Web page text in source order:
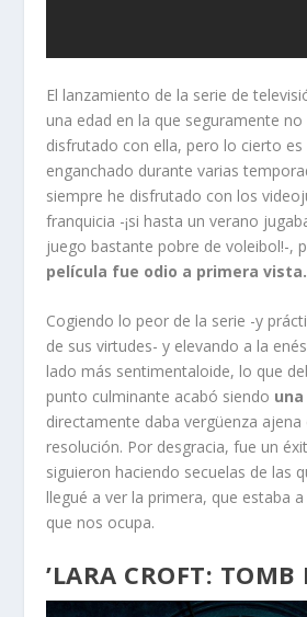
El lanzamiento de la serie de
una edad en la que seguramente
disfrutado con ella, pero lo cierto es
enganchado durante varias
siempre he disfrutado con los
franquicia -¡si hasta un verano
juego bastante pobre de voleibol!-,
película fue odio a primera vista.
Cogiendo lo peor de la serie -y
de sus virtudes- y elevando a la
lado más sentimentaloide, lo que
punto culminante acabó siendo
directamente daba vergüenza ajena
resolución. Por desgracia, fue un
siguieron haciendo secuelas de las
llegué a ver la primera, que estaba
que nos ocupa.
’LARA CROFT: TOMB